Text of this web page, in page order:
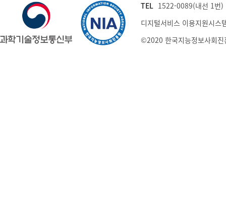
TEL 1522-0089(내선 1번
디지털서비스 이용지원시스
©2020 한국지능정보사회진